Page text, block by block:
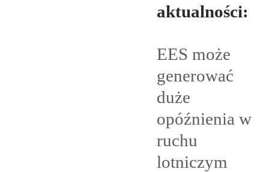
aktualności:
EES może
generować
duże
opóźnienia w
ruchu
lotniczym